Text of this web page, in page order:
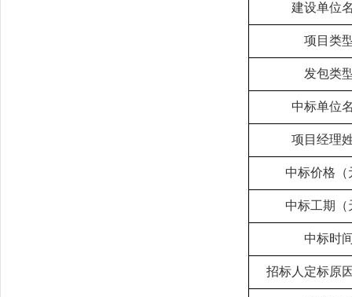
建设单位
项目类
发包类
中标单位
项目经理
中标价格
中标工期（
中标时
招标人定标原